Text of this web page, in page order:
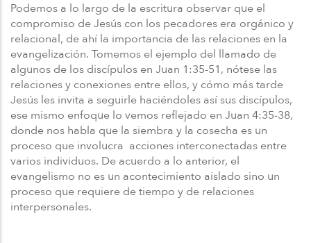
Podemos a lo largo de la escritura observar que el
compromiso de Jesús con los pecadores era orgánico y
relacional, de ahí la importancia de las relaciones en la
evangelización. Tomemos el ejemplo del llamado de
algunos de los discípulos en Juan 1:35-51, nótese las
relaciones y conexiones entre ellos, y cómo más tarde
Jesús les invita a seguirle haciéndoles así sus discípulos,
ese mismo enfoque lo vemos reflejado en Juan 4:35-38,
donde nos habla que la siembra y la cosecha es un
proceso que involucra acciones interconectadas entre
varios individuos. De acuerdo a lo anterior, el
evangelismo no es un acontecimiento aislado sino un
proceso que requiere de tiempo y de relaciones
interpersonales.